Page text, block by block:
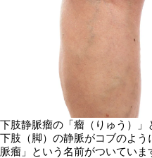
下肢静脈瘤の「瘤（りゅう）」
下肢（脚）の静脈がコブのよ
脈瘤」という名前がついていま